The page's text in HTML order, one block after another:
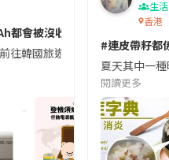
都會被沒收😱出發前切記檢查「1
前往韓國旅遊的民眾，近期要
生活
香港
#連皮帶籽都
夏天其中一
閱讀更多